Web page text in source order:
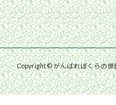
Copyright © がんばれぼくらの